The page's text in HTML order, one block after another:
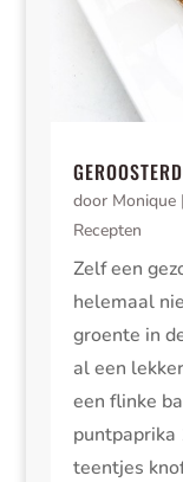
door Monique|
Recepten
Zelf een
helemaal
groente in
al een
een flinke
teentjes